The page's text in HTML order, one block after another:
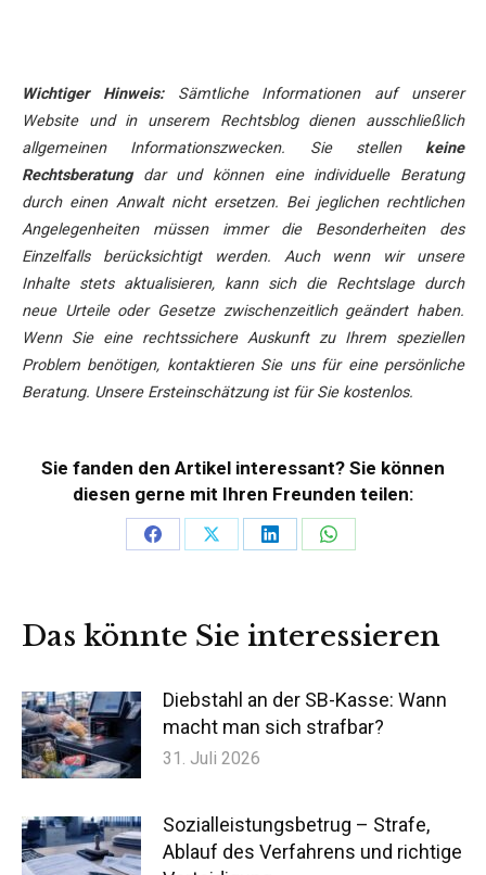
Wichtiger Hinweis:Sämtliche Informationen auf unserer
Website und in unserem Rechtsblog dienen ausschließlich
allgemeinen Informationszwecken. Sie stellen keine
Rechtsberatungdar und können eine individuelle Beratung
durch einen Anwalt nicht ersetzen. Bei jeglichen rechtlichen
Angelegenheiten müssen immer die Besonderheiten des
Einzelfalls berücksichtigt werden. Auch wenn wir unsere
Inhalte stets aktualisieren, kann sich die Rechtslage durch
neue Urteile oder Gesetze zwischenzeitlich geändert haben.
Wenn Sie eine rechtssichere Auskunft zu Ihrem speziellen
Problem benötigen, kontaktieren Sie uns für eine persönliche
Beratung. Unsere Ersteinschätzung ist für Sie kostenlos.
Sie fanden den Artikel interessant? Sie können
diesen gerne mit Ihren Freunden teilen:
Teilen
Teilen
Teilen
Teilen
Das könnte Sie interessieren
Diebstahl an der SB-Kasse: Wann
macht man sich strafbar?
31. Juli 2026
Sozialleistungsbetrug – Strafe,
Ablauf des Verfahrens und richtige